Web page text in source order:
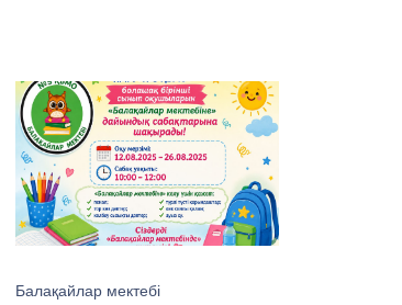
Балақайлар мектебі